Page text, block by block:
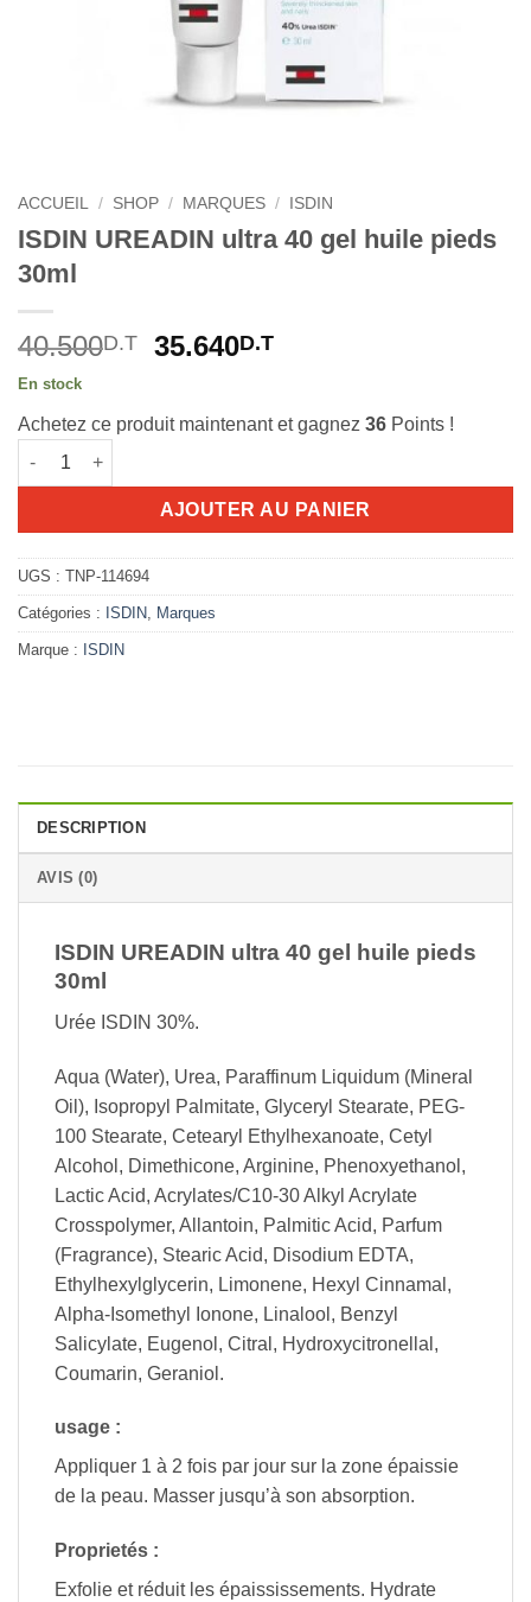
ACCUEIL / SHOP / MARQUES / ISDIN
ISDIN UREADIN ultra 40 gel huile pieds
30ml
40.500D.T
Le
était :
35.640D.TLe
est :
En stock
Achetez ce produit maintenant et gagnez 36 Points !
quantité de ISDIN UREADIN ultra 40 gel huile pieds 30ml
AJOUTER AU PANIER
UGS : TNP-114694
Catégories : ISDIN Marques
Marque : ISDIN
DESCRIPTION
AVIS (0)
ISDIN UREADIN ultra 40 gel huile pieds
30ml
Urée ISDIN 30%.
Aqua (Water), Urea, Paraffinum Liquidum (Mineral
Oil), Isopropyl Palmitate, Glyceryl Stearate, PEG-
100 Stearate, Cetearyl Ethylhexanoate, Cetyl
Alcohol, Dimethicone, Arginine, Phenoxyethanol,
Lactic Acid, Acrylates/C10-30 Alkyl Acrylate
Crosspolymer, Allantoin, Palmitic Acid, Parfum
(Fragrance), Stearic Acid, Disodium EDTA,
Ethylhexylglycerin, Limonene, Hexyl Cinnamal,
Alpha-Isomethyl Ionone, Linalool, Benzyl
Salicylate, Eugenol, Citral, Hydroxycitronellal,
Coumarin, Geraniol.
usage :
Appliquer 1 à 2 fois par jour sur la zone épaissie
de la peau. Masser jusqu’à son absorption.
Proprietés :
Exfolie et réduit les épaississements. Hydrate